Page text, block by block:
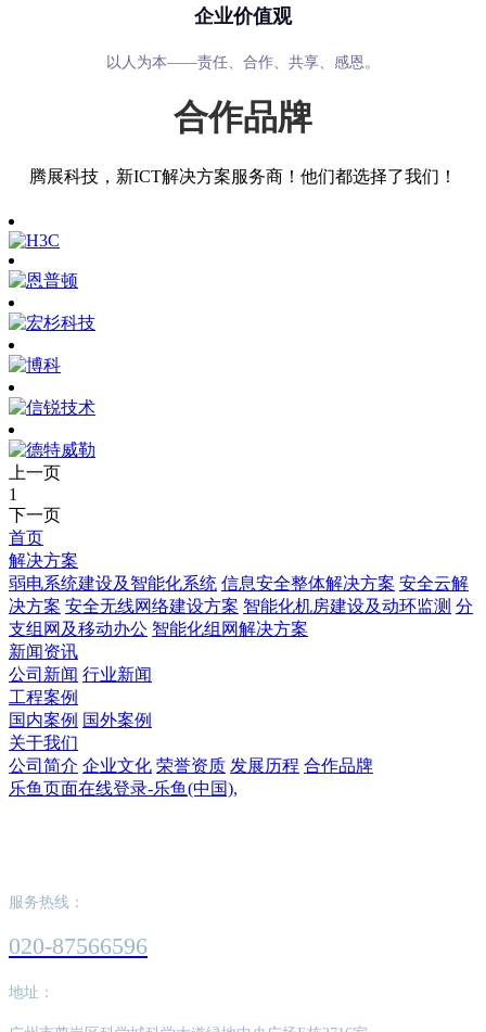
企业价值观
以人为本——责任、合作、共享、感恩。
合作品牌
腾展科技，新ICT解决方案服务商！他们都选择了我们！
上一页
1
下一页
首页
解决方案
弱电系统建设及智能化系统 信息安全整体解决方案 安全云解
决方案 安全无线网络建设方案 智能化机房建设及动环监测 分
支组网及移动办公 智能化组网解决方案
新闻资讯
公司新闻 行业新闻
工程案例
国内案例 国外案例
关于我们
公司简介 企业文化 荣誉资质 发展历程 合作品牌
乐鱼页面在线登录-乐鱼(中国),
服务热线：
020-87566596
地址：